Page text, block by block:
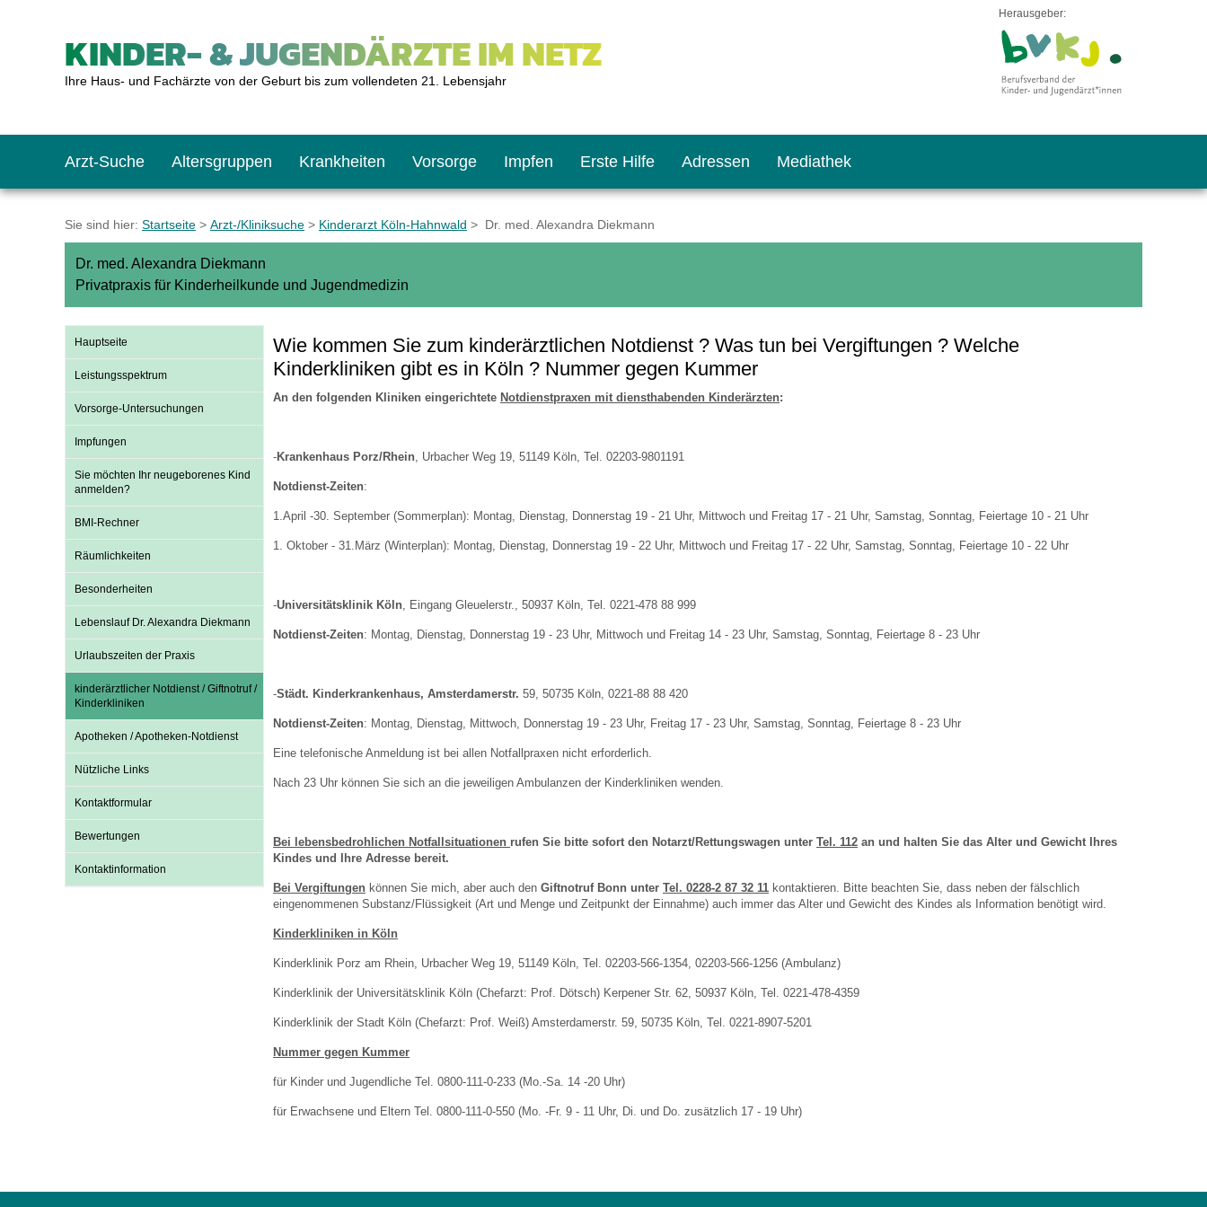
KINDER- & JUGENDÄRZTE IM NETZ
Ihre Haus- und Fachärzte von der Geburt bis zum vollendeten 21. Lebensjahr
Herausgeber:
Arzt-Suche Altersgruppen
Das erste Jahr
Kleinkinder
Schulkinder
Jugendliche
Krankheiten Vorsorge
Baby: U1 bis U6
Kleinkind: U7 bis U9
Schulkind: U10 bis U11
Teenager: J1 bis J2
Impfen
Impfkalender
Impfen: Wann und wie oft?
Was muss man beachten?
Impfreaktionen
Impfsicherheit
Häufige Fragen
Vorsorge- und Impferinnerung
Erste Hilfe
Notrufnummern
Giftnotruf
Hausapotheke
Sofortmaßnahmen
Notdienste
Adressen
Notdienste
Sozialpädiatrie
Gesundheitsämter
Link-Tipps
Mediathek
BMI-Rechner
Körpergrößen-Rechner
Blutdruckrechner
Wachstum-Rechner
Empfehlungen zum Bildschirmmediengebrauch
Hörlexikon
Entwicklungskalender
Broschüren und Informationsflyer
Familienzeit gesund gestalten
Sie sind hier: Startseite > Arzt-/Kliniksuche > Kinderarzt Köln-Hahnwald > Dr. med. Alexandra Diekmann
Dr. med. Alexandra Diekmann
Privatpraxis für Kinderheilkunde und Jugendmedizin
Hauptseite
Leistungsspektrum
Vorsorge-Untersuchungen
Impfungen
Sie möchten Ihr neugeborenes Kind
anmelden?
BMI-Rechner
Räumlichkeiten
Besonderheiten
Lebenslauf Dr. Alexandra Diekmann
Urlaubszeiten der Praxis
kinderärztlicher Notdienst / Giftnotruf /
Kinderkliniken
Apotheken / Apotheken-Notdienst
Nützliche Links
Kontaktformular
Bewertungen
Kontaktinformation
Wie kommen Sie zum kinderärztlichen Notdienst ? Was tun bei Vergiftungen ? Welche
Kinderkliniken gibt es in Köln ? Nummer gegen Kummer
An den folgenden Kliniken eingerichtete Notdienstpraxen mit diensthabenden Kinderärzten:
-Krankenhaus Porz/Rhein, Urbacher Weg 19, 51149 Köln, Tel. 02203-9801191
Notdienst-Zeiten:
1.April -30. September (Sommerplan): Montag, Dienstag, Donnerstag 19 - 21 Uhr, Mittwoch und Freitag 17 - 21 Uhr, Samstag, Sonntag, Feiertage 10 - 21 Uhr
1. Oktober - 31.März (Winterplan): Montag, Dienstag, Donnerstag 19 - 22 Uhr, Mittwoch und Freitag 17 - 22 Uhr, Samstag, Sonntag, Feiertage 10 - 22 Uhr
-Universitätsklinik Köln, Eingang Gleuelerstr., 50937 Köln, Tel. 0221-478 88 999
Notdienst-Zeiten: Montag, Dienstag, Donnerstag 19 - 23 Uhr, Mittwoch und Freitag 14 - 23 Uhr, Samstag, Sonntag, Feiertage 8 - 23 Uhr
-Städt. Kinderkrankenhaus, Amsterdamerstr. 59, 50735 Köln, 0221-88 88 420
Notdienst-Zeiten: Montag, Dienstag, Mittwoch, Donnerstag 19 - 23 Uhr, Freitag 17 - 23 Uhr, Samstag, Sonntag, Feiertage 8 - 23 Uhr
Eine telefonische Anmeldung ist bei allen Notfallpraxen nicht erforderlich.
Nach 23 Uhr können Sie sich an die jeweiligen Ambulanzen der Kinderkliniken wenden.
Bei lebensbedrohlichen Notfallsituationen rufen Sie bitte sofort den Notarzt/Rettungswagen unter Tel. 112 an und halten Sie das Alter und Gewicht Ihres
Kindes und Ihre Adresse bereit.
Bei Vergiftungen können Sie mich, aber auch den Giftnotruf Bonn unter Tel. 0228-2 87 32 11 kontaktieren. Bitte beachten Sie, dass neben der fälschlich
eingenommenen Substanz/Flüssigkeit (Art und Menge und Zeitpunkt der Einnahme) auch immer das Alter und Gewicht des Kindes als Information benötigt wird.
Kinderkliniken in Köln
Kinderklinik Porz am Rhein, Urbacher Weg 19, 51149 Köln, Tel. 02203-566-1354, 02203-566-1256 (Ambulanz)
Kinderklinik der Universitätsklinik Köln (Chefarzt: Prof. Dötsch) Kerpener Str. 62, 50937 Köln, Tel. 0221-478-4359
Kinderklinik der Stadt Köln (Chefarzt: Prof. Weiß) Amsterdamerstr. 59, 50735 Köln, Tel. 0221-8907-5201
Nummer gegen Kummer
für Kinder und Jugendliche Tel. 0800-111-0-233 (Mo.-Sa. 14 -20 Uhr)
für Erwachsene und Eltern Tel. 0800-111-0-550 (Mo. -Fr. 9 - 11 Uhr, Di. und Do. zusätzlich 17 - 19 Uhr)